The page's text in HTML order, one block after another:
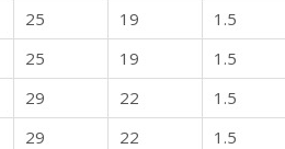
25 19 1.5
25 19 1.5
29 22 1.5
29 22 1.5